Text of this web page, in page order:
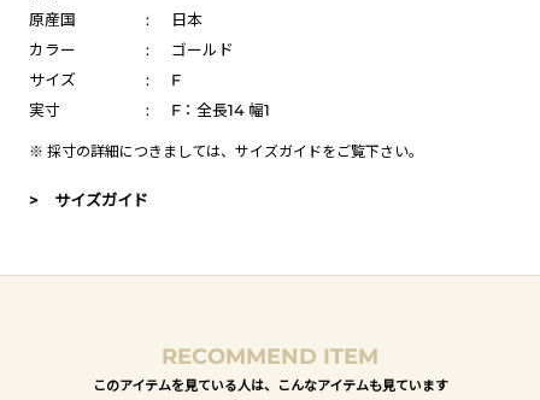
原産国
:
日本
カラー
:
ゴールド
サイズ
:
F
実寸
: F：全長14 幅1
※ 採寸の詳細につきましては、 サイズガイドをご覧下さい。
> サイズガイド
RECOMMEND ITEM
このアイテムを見ている人は、こんなアイテムも見ています